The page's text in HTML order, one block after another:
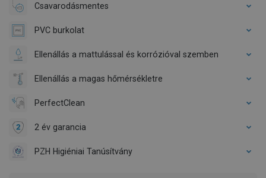
Csavarodásmentes
PVC burkolat
Ellenállás a mattulással és korrózióval szemben
Ellenállás a magas hőmérsékletre
PerfectClean
2 év garancia
PZH Higiéniai Tanúsítvány